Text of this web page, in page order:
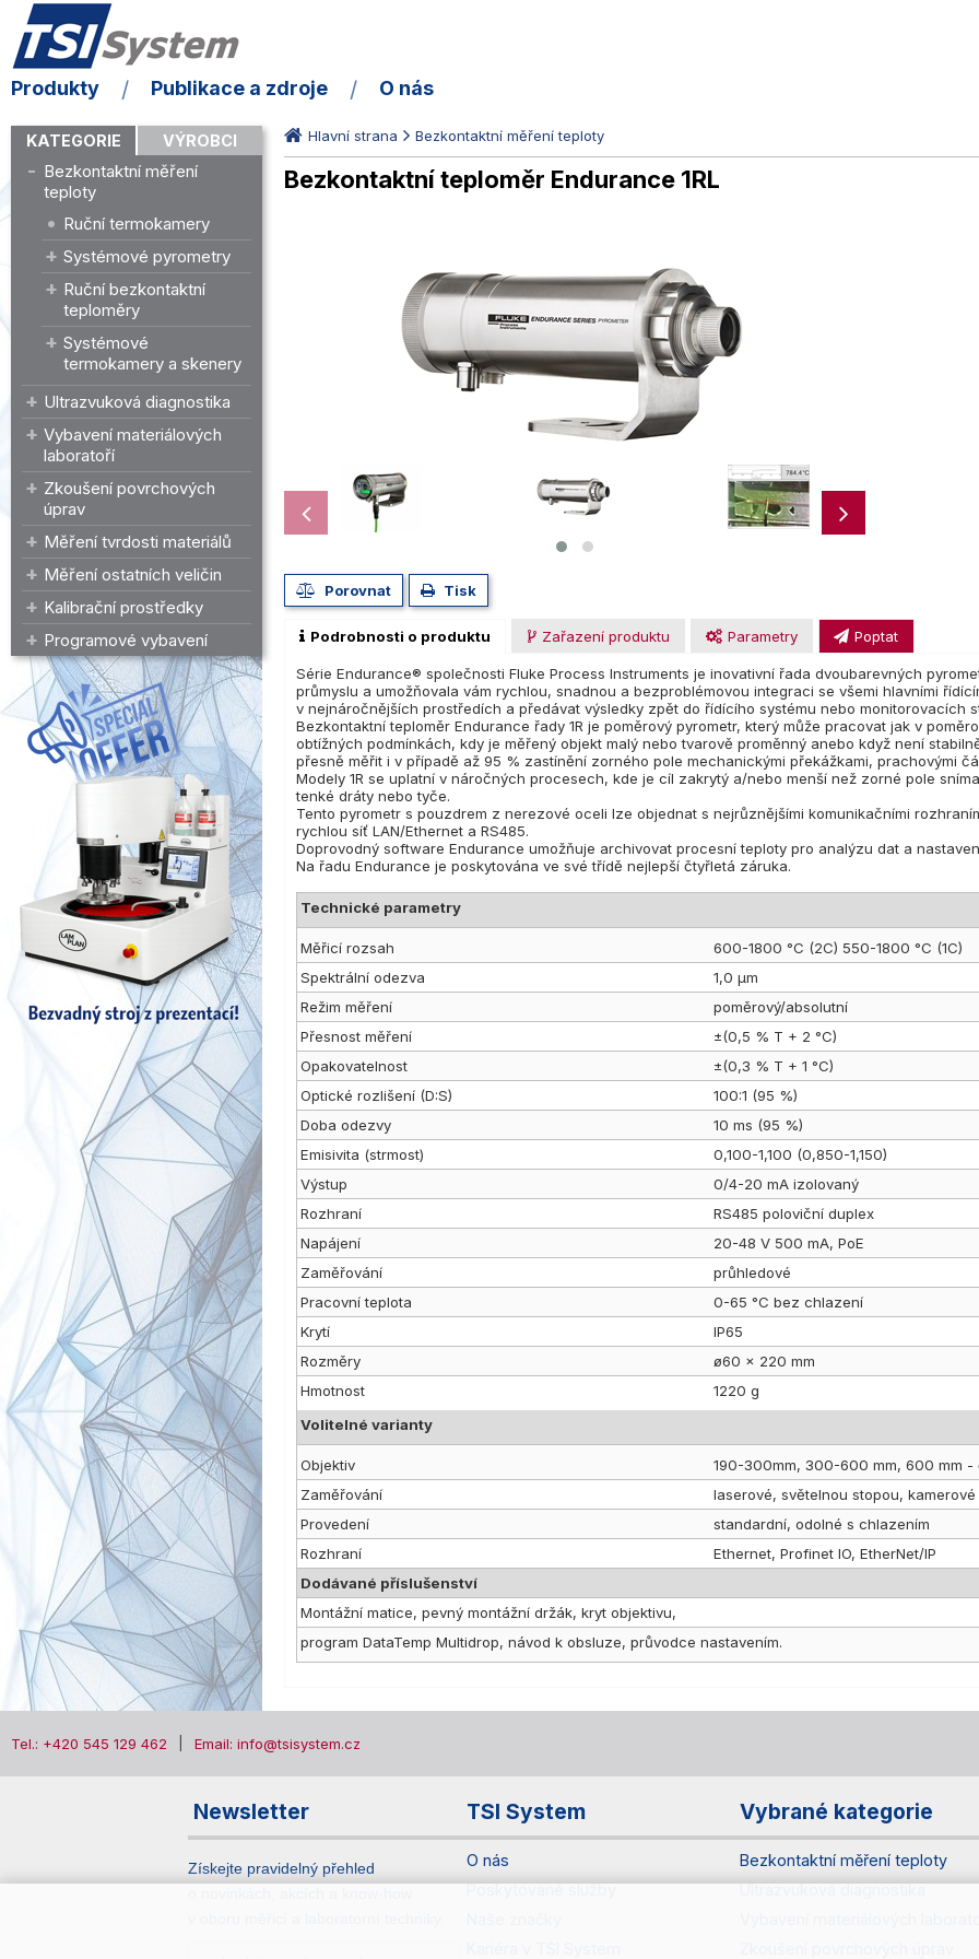
Produkty Publikace a zdroje O nás
KATEGORIE VÝROBCI
Bezkontaktní měření
teploty
Ruční termokamery
Systémové pyrometry
Ruční bezkontaktní
teploměry
Systémové
termokamery a skenery
Ultrazvuková diagnostika
Vybavení materiálových
laboratoří
Zkoušení povrchových
úprav
Měření tvrdosti materiálů
Měření ostatních veličin
Kalibrační prostředky
Programové vybavení
Hlavní strana Bezkontaktní měření teploty
Bezkontaktní teploměr Endurance 1RL
Porovnat Tisk
Podrobnosti o produktu Zařazení produktu Parametry Poptat
Série Endurance® společnosti Fluke Process Instruments je inovativní řada dvoubarevných
průmyslu a umožňovala vám rychlou, snadnou a bezproblémovou integraci se všemi hlavními
v nejnáročnějších prostředích a předávat výsledky zpět do řídícího systému nebo monitorovacích
Bezkontaktní teploměr Endurance řady 1R je poměrový pyrometr, který může pracovat jak v
obtížných podmínkách, kdy je měřený objekt malý nebo tvarově proměnný anebo když není
přesně měřit i v případě až 95 % zastínění zorného pole mechanickými překážkami, prachovými
Modely 1R se uplatní v náročných procesech, kde je cíl zakrytý a/nebo menší než zorné pole
tenké dráty nebo tyče.
Tento pyrometr s pouzdrem z nerezové oceli lze objednat s nejrůznějšími komunikačními
rychlou síť LAN/Ethernet a RS485.
Doprovodný software Endurance umožňuje archivovat procesní teploty pro analýzu dat a
Na řadu Endurance je poskytována ve své třídě nejlepší čtyřletá záruka.
Technické parametry
Měřicí rozsah
600-1800 °C (2C) 550-1800 °C (1C)
Spektrální odezva
1,0 µm
Režim měření
poměrový/absolutní
Přesnost měření
±(0,5 % T + 2 °C)
Opakovatelnost
±(0,3 % T + 1 °C)
Optické rozlišení (D:S)
100:1 (95 %)
Doba odezvy
10 ms (95 %)
Emisivita (strmost)
0,100-1,100 (0,850-1,150)
Výstup
0/4-20 mA izolovaný
Rozhraní
RS485 poloviční duplex
Napájení
20-48 V 500 mA, PoE
Zaměřování
průhledové
Pracovní teplota
0-65 °C bez chlazení
Krytí
IP65
Rozměry
ø60 × 220 mm
Hmotnost
1220 g
Volitelné varianty
Objektiv
190-300mm, 300-600 mm, 600 mm -
Zaměřování
laserové, světelnou stopou, kamerové
Provedení
standardní, odolné s chlazením
Rozhraní
Ethernet, Profinet IO, EtherNet/IP
Dodávané příslušenství
Montážní matice, pevný montážní držák, kryt objektivu,
program DataTemp Multidrop, návod k obsluze, průvodce nastavením.
Tel.: +420 545 129 462 Email: info@tsisystem.cz
Newsletter
Získejte pravidelný přehled
TSI System
O nás
Poskytované služby
Vybrané kategorie
Bezkontaktní měření teploty
Ultrazvuková diagnostika